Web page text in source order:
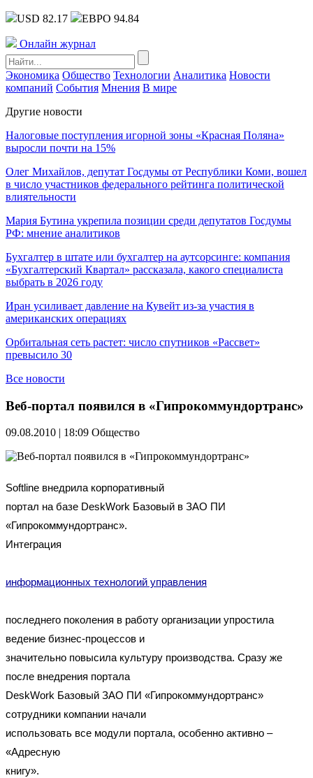
USD 82.17 ЕВРО 94.84
Онлайн журнал
Экономика Общество Технологии Аналитика Новости
компаний События Мнения В мире
Другие новости
Налоговые поступления игорной зоны «Красная Поляна»
выросли почти на 15%
Олег Михайлов, депутат Госдумы от Республики Коми, вошел
в число участников федерального рейтинга политической
влиятельности
Мария Бутина укрепила позиции среди депутатов Госдумы
РФ: мнение аналитиков
Бухгалтер в штате или бухгалтер на аутсорсинге: компания
«Бухгалтерский Квартал» рассказала, какого специалиста
выбрать в 2026 году
Иран усиливает давление на Кувейт из-за участия в
американских операциях
Орбитальная сеть растет: число спутников «Рассвет»
превысило 30
Все новости
Веб-портал появился в «Гипрокоммундортранс»
09.08.2010 | 18:09 Общество
Softline внедрила корпоративный
портал на базе DeskWork Базовый в ЗАО ПИ
«Гипрокоммундортранс».
Интеграция
информационных технологий управления
последнего поколения в работу организации упростила
ведение бизнес-процессов и
значительно повысила культуру производства. Сразу же
после внедрения портала
DeskWork Базовый ЗАО ПИ «Гипрокоммундортранс»
сотрудники компании начали
использовать все модули портала, особенно активно –
«Адресную
книгу».